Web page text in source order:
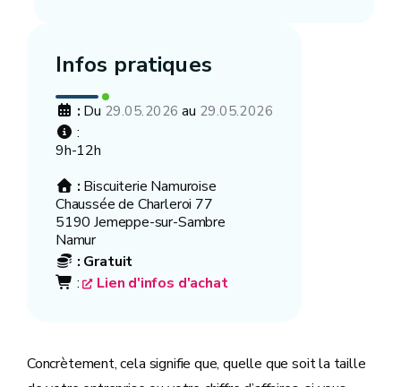
Infos pratiques
: Du 29.05.2026 au 29.05.2026
:
9h-12h
: Biscuiterie Namuroise
Chaussée de Charleroi 77
5190 Jemeppe-sur-Sambre
Namur
: Gratuit
:
Lien d'infos d'achat
Concrètement, cela signifie que, quelle que soit la taille